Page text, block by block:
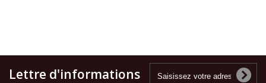
Lettre d'informations